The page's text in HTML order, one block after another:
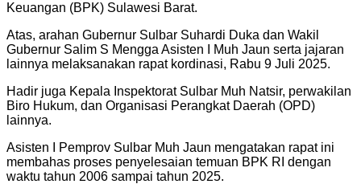
Keuangan (BPK) Sulawesi Barat.
Atas, arahan Gubernur Sulbar Suhardi Duka dan Wakil
Gubernur Salim S Mengga Asisten I Muh Jaun serta jajaran
lainnya melaksanakan rapat kordinasi, Rabu 9 Juli 2025.
Hadir juga Kepala Inspektorat Sulbar Muh Natsir, perwakilan
Biro Hukum, dan Organisasi Perangkat Daerah (OPD)
lainnya.
Asisten I Pemprov Sulbar Muh Jaun mengatakan rapat ini
membahas proses penyelesaian temuan BPK RI dengan
waktu tahun 2006 sampai tahun 2025.